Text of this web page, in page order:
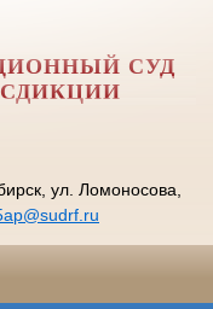
СУД
ул. Ломоносова,